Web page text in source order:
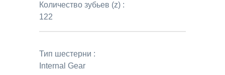
Количество зубьев (z) :
122
Тип шестерни :
Internal Gear